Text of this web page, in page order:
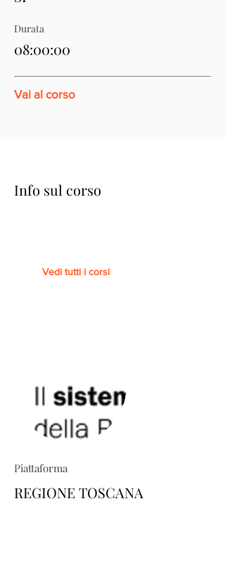
Durata
08:00:00
Vai al corso
Info sul corso
Vedi tutti i corsi
Piattaforma
REGIONE TOSCANA